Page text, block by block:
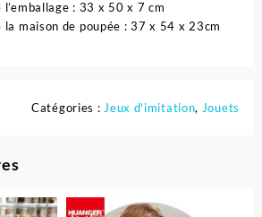
l’emballage : 33 x 50 x 7 cm
la maison de poupée : 37 x 54 x 23cm
Catégories :Jeux d'imitation, Jouets